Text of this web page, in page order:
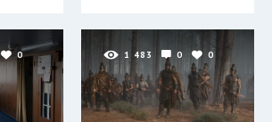
0 1 483 0 0